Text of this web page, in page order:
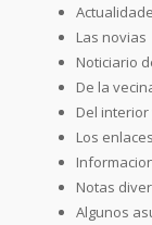
Las novias
Noticiario
De la
Del
Los enlaces
Notas
Algunos